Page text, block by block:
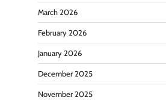
March 2026
February 2026
January 2026
December 2025
November 2025